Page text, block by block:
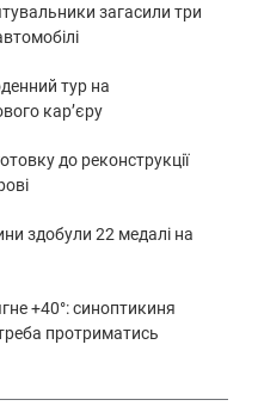
загасили три
тур на
кар’єру
до реконструкції
здобули 22 медалі на
+40°: синоптикиня
протриматись